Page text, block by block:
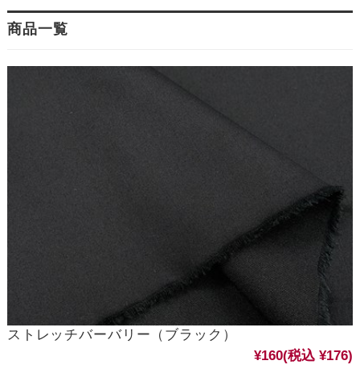
商品一覧
ストレッチバーバリー（ブラック）
¥160(税込 ¥176)